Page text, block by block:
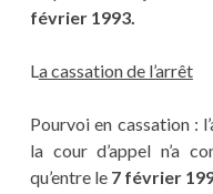
février 1993.
La cassation de l’arrêt
Pourvoi en cassation :
la cour d’appel n’a
qu’entre le7 février